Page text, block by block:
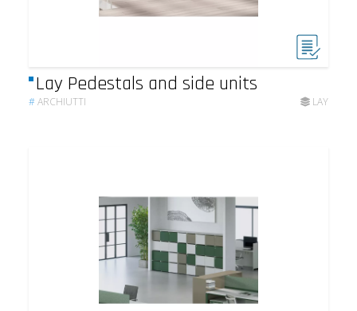
Lay Pedestals and side units
#ARCHIUTTI LAY